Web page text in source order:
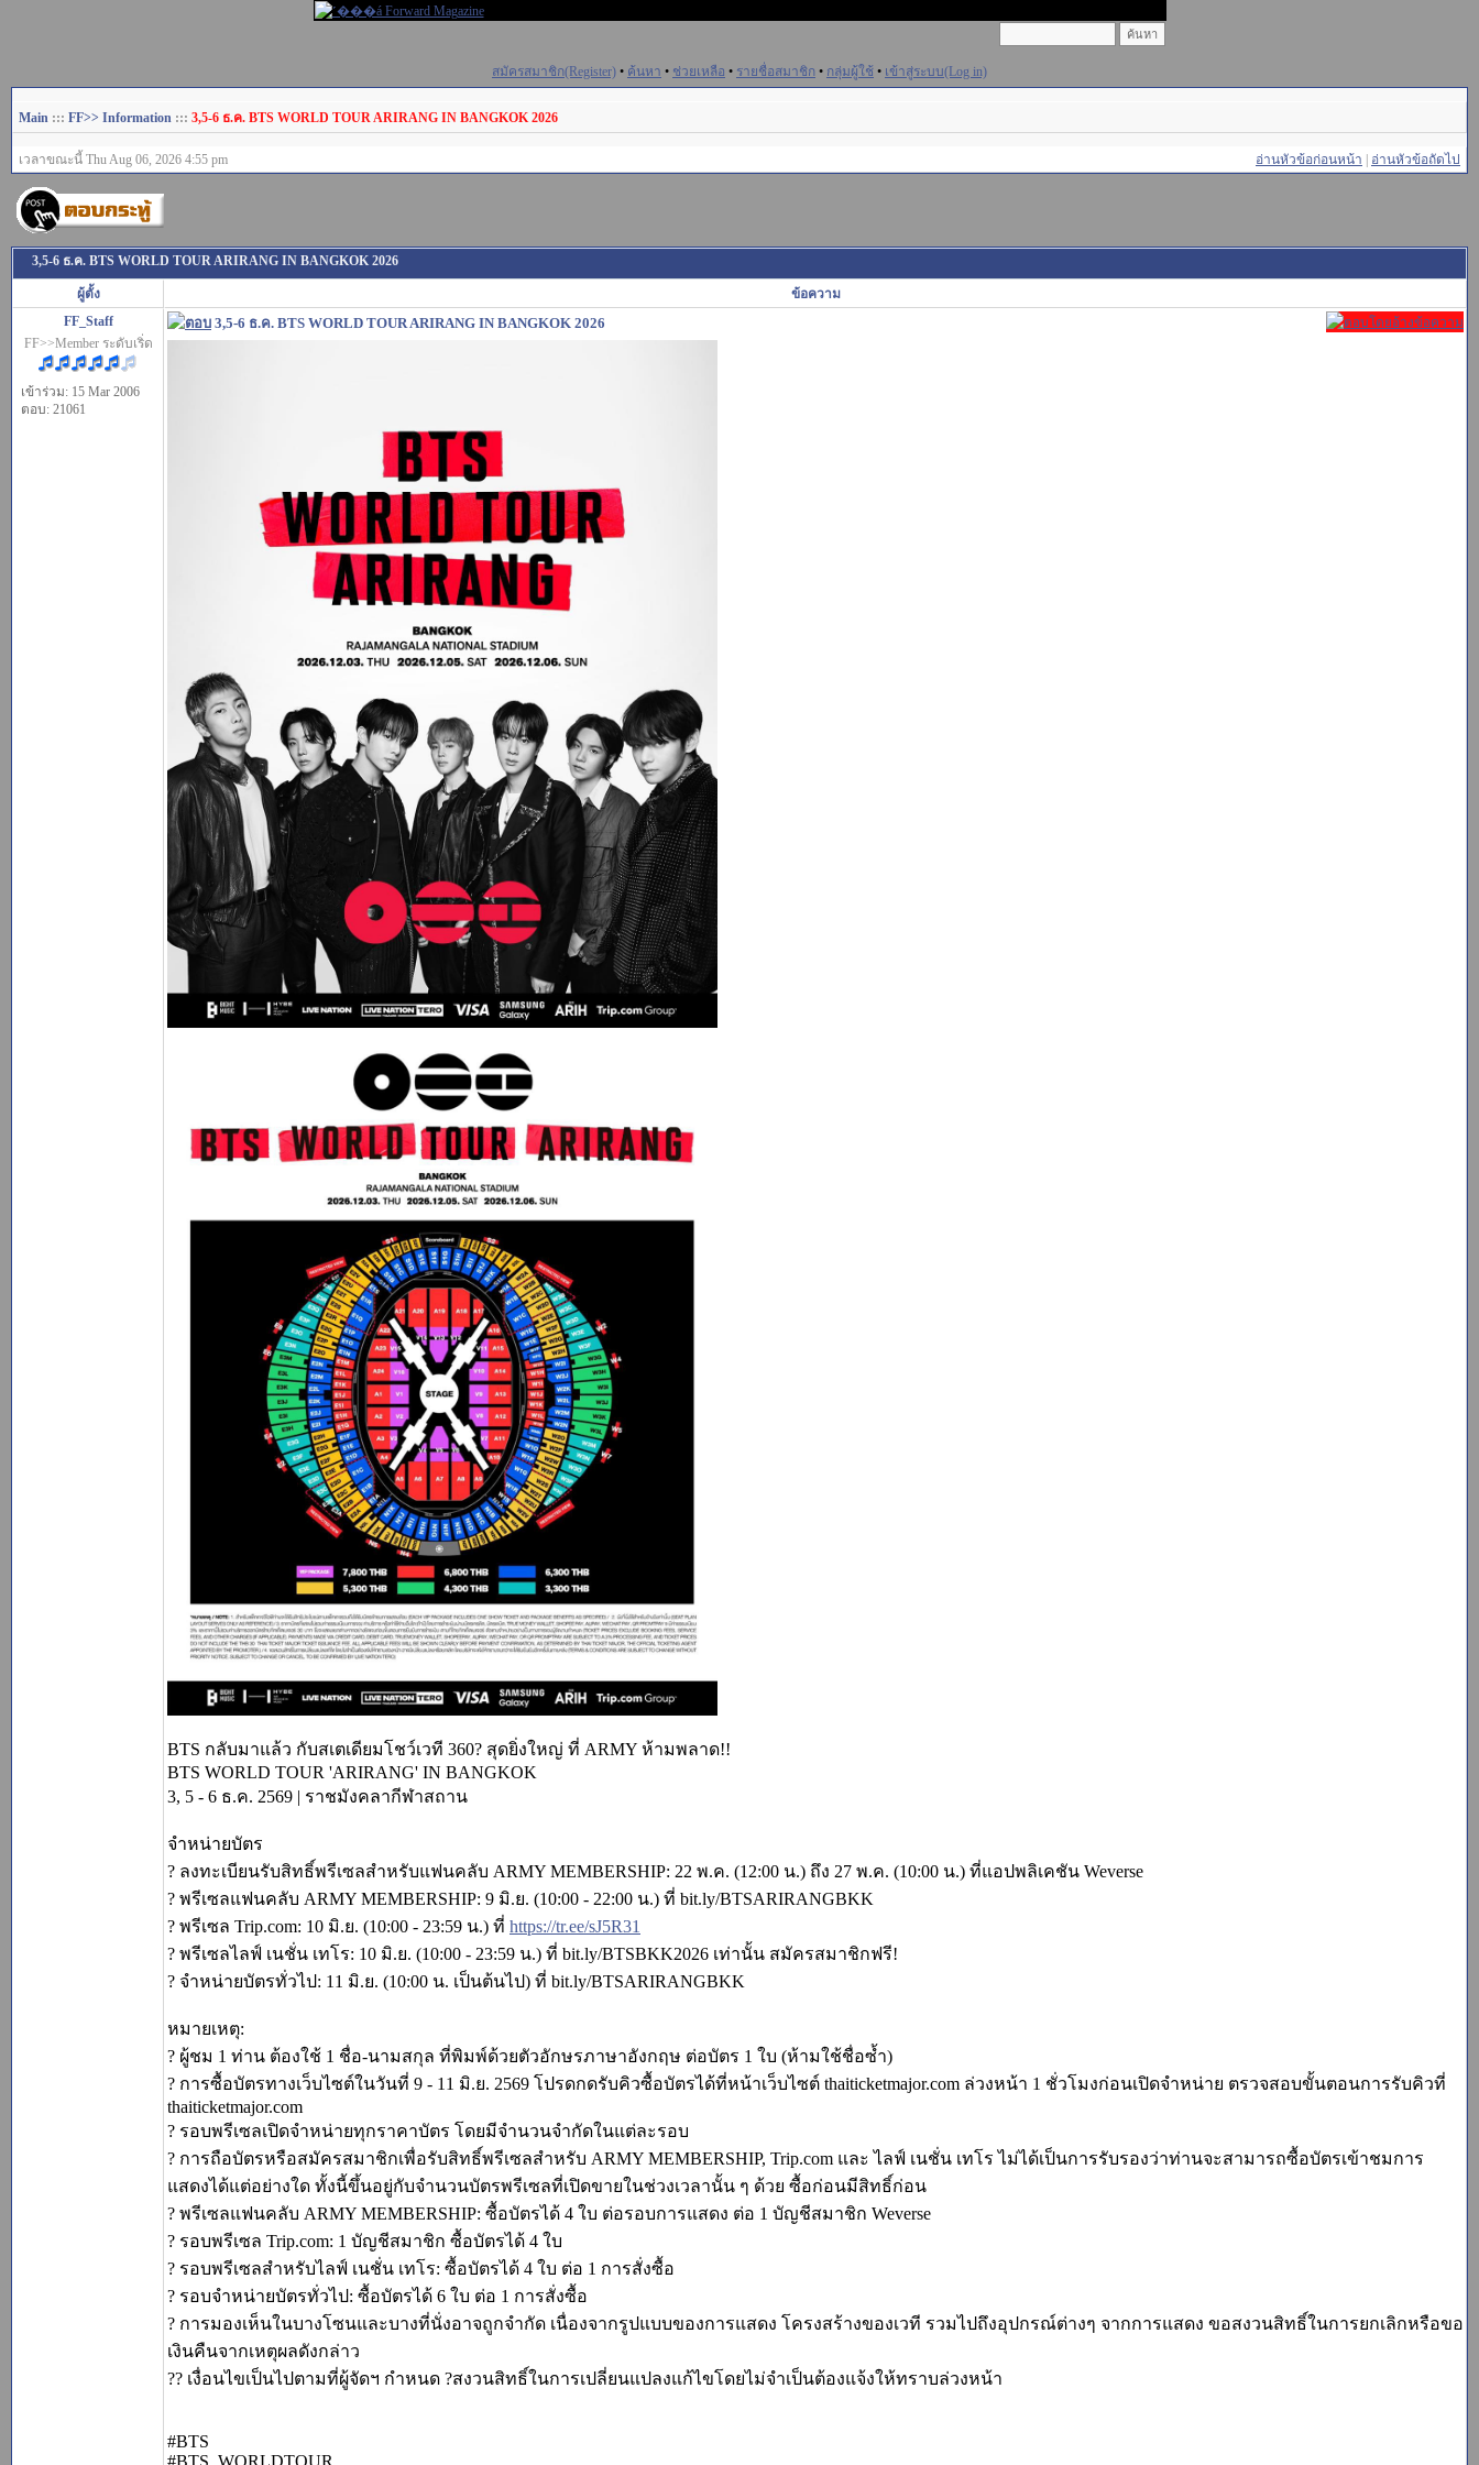
สมัครสมาชิก(Register) • ค้นหา • ช่วยเหลือ • รายชื่อสมาชิก • กลุ่มผู้ใช้ • เข้าสู่ระบบ(Log in)
Main ::: FF>> Information ::: 3,5-6 ธ.ค. BTS WORLD TOUR ARIRANG IN BANGKOK 2026
เวลาขณะนี้ Thu Aug 06, 2026 4:55 pm อ่านหัวข้อก่อนหน้า อ่านหัวข้อถัดไป
3,5-6 ธ.ค. BTS WORLD TOUR ARIRANG IN BANGKOK 2026
ผู้ตั้ง
ข้อความ
FF_Staff
FF>>Member ระดับเริ่ด
เข้าร่วม: 15 Mar 2006
ตอบ: 21061
3,5-6 ธ.ค. BTS WORLD TOUR ARIRANG IN BANGKOK 2026
BTS กลับมาแล้ว กับสเตเดียมโชว์เวที 360? สุดยิ่งใหญ่ ที่ ARMY ห้ามพลาด!!
BTS WORLD TOUR 'ARIRANG' IN BANGKOK
3, 5 - 6 ธ.ค. 2569 | ราชมังคลากีฬาสถาน
จำหน่ายบัตร
? ลงทะเบียนรับสิทธิ์พรีเซลสำหรับแฟนคลับ ARMY MEMBERSHIP: 22 พ.ค. (12:00 น.) ถึง 27 พ.ค. (10:00 น.) ที่แอปพลิเคชัน Weverse
? พรีเซลแฟนคลับ ARMY MEMBERSHIP: 9 มิ.ย. (10:00 - 22:00 น.) ที่ bit.ly/BTSARIRANGBKK
? พรีเซล Trip.com: 10 มิ.ย. (10:00 - 23:59 น.) ที่ https://tr.ee/sJ5R31
? พรีเซลไลฟ์ เนชั่น เทโร: 10 มิ.ย. (10:00 - 23:59 น.) ที่ bit.ly/BTSBKK2026 เท่านั้น สมัครสมาชิกฟรี!
? จำหน่ายบัตรทั่วไป: 11 มิ.ย. (10:00 น. เป็นต้นไป) ที่ bit.ly/BTSARIRANGBKK
หมายเหตุ:
? ผู้ชม 1 ท่าน ต้องใช้ 1 ชื่อ-นามสกุล ที่พิมพ์ด้วยตัวอักษรภาษาอังกฤษ ต่อบัตร 1 ใบ (ห้ามใช้ชื่อซ้ำ)
? การซื้อบัตรทางเว็บไซต์ในวันที่ 9 - 11 มิ.ย. 2569 โปรดกดรับคิวซื้อบัตรได้ที่หน้าเว็บไซต์ thaiticketmajor.com ล่วงหน้า 1 ชั่วโมงก่อนเปิดจำหน่าย ตรวจสอบขั้นตอนการรับคิวที่
thaiticketmajor.com
? รอบพรีเซลเปิดจำหน่ายทุกราคาบัตร โดยมีจำนวนจำกัดในแต่ละรอบ
? การถือบัตรหรือสมัครสมาชิกเพื่อรับสิทธิ์พรีเซลสำหรับ ARMY MEMBERSHIP, Trip.com และ ไลฟ์ เนชั่น เทโร ไม่ได้เป็นการรับรองว่าท่านจะสามารถซื้อบัตรเข้าชมการ
แสดงได้แต่อย่างใด ทั้งนี้ขึ้นอยู่กับจำนวนบัตรพรีเซลที่เปิดขายในช่วงเวลานั้น ๆ ด้วย ซื้อก่อนมีสิทธิ์ก่อน
? พรีเซลแฟนคลับ ARMY MEMBERSHIP: ซื้อบัตรได้ 4 ใบ ต่อรอบการแสดง ต่อ 1 บัญชีสมาชิก Weverse
? รอบพรีเซล Trip.com: 1 บัญชีสมาชิก ซื้อบัตรได้ 4 ใบ
? รอบพรีเซลสำหรับไลฟ์ เนชั่น เทโร: ซื้อบัตรได้ 4 ใบ ต่อ 1 การสั่งซื้อ
? รอบจำหน่ายบัตรทั่วไป: ซื้อบัตรได้ 6 ใบ ต่อ 1 การสั่งซื้อ
? การมองเห็นในบางโซนและบางที่นั่งอาจถูกจำกัด เนื่องจากรูปแบบของการแสดง โครงสร้างของเวที รวมไปถึงอุปกรณ์ต่างๆ จากการแสดง ขอสงวนสิทธิ์ในการยกเลิกหรือขอ
เงินคืนจากเหตุผลดังกล่าว
?? เงื่อนไขเป็นไปตามที่ผู้จัดฯ กำหนด ?สงวนสิทธิ์ในการเปลี่ยนแปลงแก้ไขโดยไม่จำเป็นต้องแจ้งให้ทราบล่วงหน้า
#BTS
#BTS_WORLDTOUR